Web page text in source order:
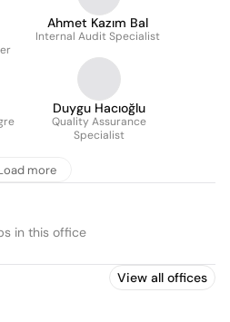
Ahmet Kazım Bal
Internal Audit Specialist
Duygu Hacıoğlu
Quality Assurance
Specialist
more
in this office
View all offices